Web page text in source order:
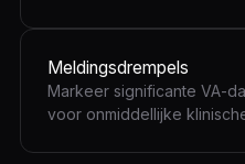
Meldingsdrempels
Markeer significante VA-
voor onmiddellijke